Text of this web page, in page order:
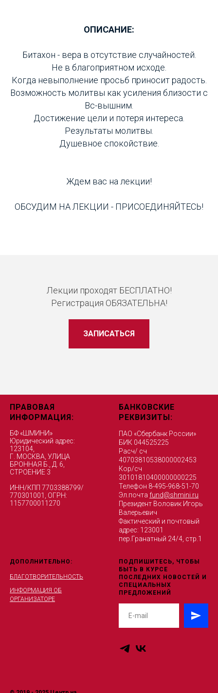
ОПИСАНИЕ:
Битахон - вера в отсутствие случайностей.
Не в благоприятном исходе.
Когда невыполнение просьб приносит радость.
Возможность молитвы как усиления близости с
Вс-вышним.
Достижение цели и потеря интереса.
Результаты молитвы.
Душевное спокойствие.
Ждем вас на лекции!
ОБСУДИМ НА ЛЕКЦИИ - ПРИСОЕДИНЯЙТЕСЬ!
Лекции проходят БЕСПЛАТНО!
Регистрация ОБЯЗАТЕЛЬНА!
ЗАПИСАТЬСЯ
ПРАВОВАЯ
ИНФОРМАЦИЯ:
БФ «ШМИНИ»
Юридический адрес:
123104,
Г. МОСКВА, УЛИЦА
БРОННАЯ Б., Д. 6,
СТРОЕНИЕ 3
ИНН/КПП 7703388799/
770301001, ОГРН:
1157700011270
БАНКОВСКИЕ
РЕКВИЗИТЫ:
ПАО «Сбербанк России»
БИК 044525225
Расч/ сч
40703810538000002453
Кор/сч
30101810400000000225
Телефон 8-495-968-51-70
Эл.почта fund@shmini.ru
Президент Воловик Игорь
Валерьевич
Фактический и почтовый
адрес: 123001
пер.Гранатный 24/4, стр.1
ДОПОЛНИТЕЛЬНО:
БЛАГОТВОРИТЕЛЬНОСТЬ
ИНФОРМАЦИЯ ОБ
ОРГАНИЗАТОРЕ
ПОДПИШИТЕСЬ, ЧТОБЫ
БЫТЬ В КУРСЕ
ПОСЛЕДНИХ НОВОСТЕЙ И
СПЕЦИАЛЬНЫХ
ПРЕДЛОЖЕНИЙ